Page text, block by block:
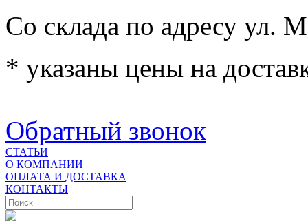
Со склада по адресу ул.
* указаны цены на
Обратный звонок
СТАТЬИ
О КОМПАНИИ
ОПЛАТА И ДОСТАВКА
КОНТАКТЫ